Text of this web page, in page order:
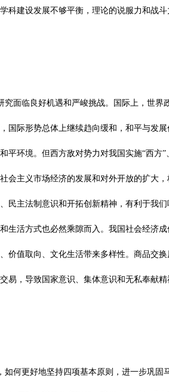
科建设发展不够平衡，理论的说服力和战斗
究面临良好机遇和严峻挑战。国际上，世界
国际形势总体上继续趋向缓和，和平与发
平环境。但西方敌对势力对我国实施“西方
会主义市场经济的发展和对外开放的扩大
民主法制意识和开拓创新精神，有利于我
生活方式也必然乘隙而入。我国社会经济
价值取向、文化生活带来多样性。商品交
易，导致国家意识、集体意识和无私奉献精
如何更好地坚持四项基本原则，进一步巩固